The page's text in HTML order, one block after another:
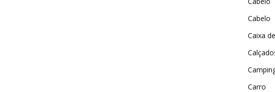
Cabelo
Caixa
Carro